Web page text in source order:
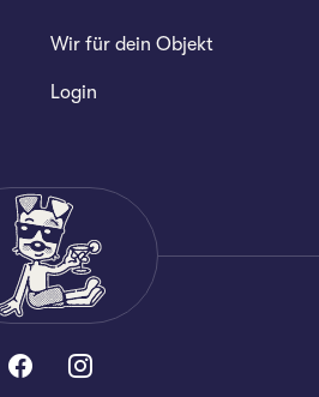
Wir für dein Objekt
Login